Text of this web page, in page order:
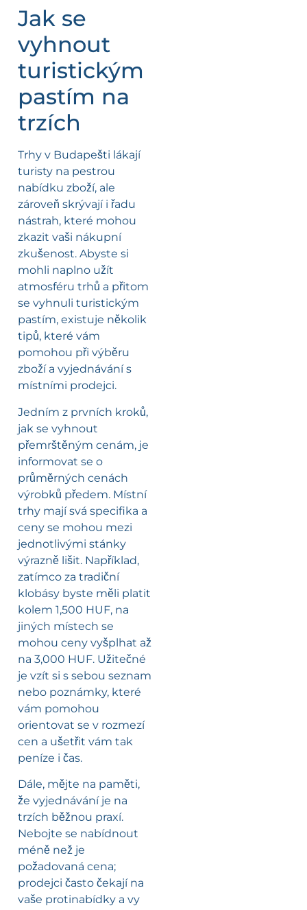
Jak se
vyhnout
turistickým
pastím na
trzích
Trhy v Budapešti lákají
turisty na pestrou
nabídku zboží, ale
zároveň skrývají i řadu
nástrah, které mohou
zkazit vaši nákupní
zkušenost. Abyste si
mohli naplno užít
atmosféru trhů a přitom
se vyhnuli turistickým
pastím, existuje několik
tipů, které vám
pomohou při výběru
zboží a vyjednávání s
místními prodejci.
Jedním z prvních kroků,
jak se vyhnout
přemrštěným cenám, je
informovat se o
průměrných cenách
výrobků předem. Místní
trhy mají svá specifika a
ceny se mohou mezi
jednotlivými stánky
výrazně lišit. Například,
zatímco za tradiční
klobásy byste měli platit
kolem 1,500 HUF, na
jiných místech se
mohou ceny vyšplhat až
na 3,000 HUF. Užitečné
je vzít si s sebou seznam
nebo poznámky, které
vám pomohou
orientovat se v rozmezí
cen a ušetřit vám tak
peníze i čas.
Dále, mějte na paměti,
že vyjednávání je na
trzích běžnou praxí.
Nebojte se nabídnout
méně než je
požadovaná cena;
prodejci často čekají na
vaše protinabídky a vy